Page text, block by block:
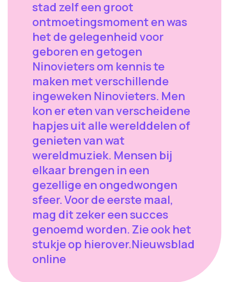
stad zelf een groot
ontmoetingsmoment en was
het de gelegenheid voor
geboren en getogen
Ninovieters om kennis te
maken met verschillende
ingeweken Ninovieters. Men
kon er eten van verscheidene
hapjes uit alle werelddelen of
genieten van wat
wereldmuziek. Mensen bij
elkaar brengen in een
gezellige en ongedwongen
sfeer. Voor de eerste maal,
mag dit zeker een succes
genoemd worden. Zie ook het
stukje op hierover.Nieuwsblad
online